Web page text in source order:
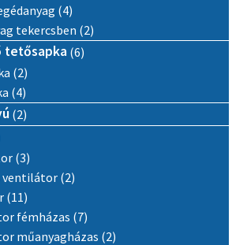
44 termék
tekercsben 22 termék
66 termék
22 termék
44 termék
22 termék
termék
33 termék
ventilátor 22 termék
1111 termék
fémházas 77 termék
műanyagházas 22 termék